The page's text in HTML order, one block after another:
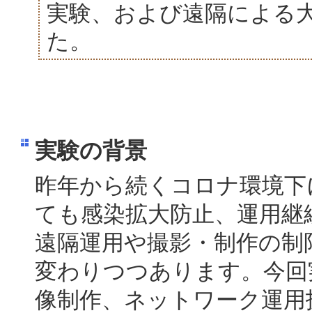
実験、および遠隔による
た。
実験の背景
昨年から続くコロナ環境
ても感染拡大防止、運用
遠隔運用や撮影・制作の
変わりつつあります。今
像制作、ネットワーク運